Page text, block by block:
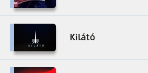
Kilátó